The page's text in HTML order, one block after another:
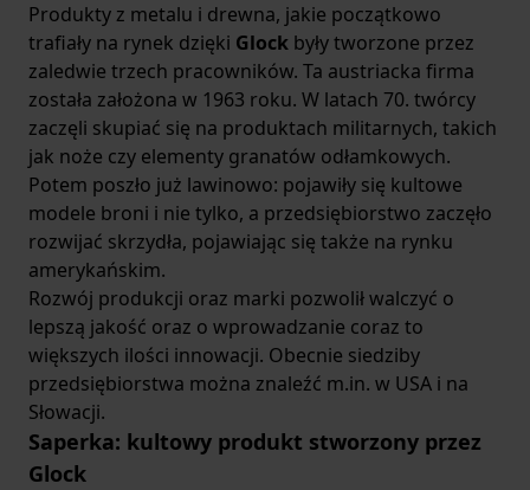
Produkty z metalu i drewna, jakie początkowo
trafiały na rynek dzięki Glock były tworzone przez
zaledwie trzech pracowników. Ta austriacka firma
została założona w 1963 roku. W latach 70. twórcy
zaczęli skupiać się na produktach militarnych, takich
jak noże czy elementy granatów odłamkowych.
Potem poszło już lawinowo: pojawiły się kultowe
modele broni i nie tylko, a przedsiębiorstwo zaczęło
rozwijać skrzydła, pojawiając się także na rynku
amerykańskim.
Rozwój produkcji oraz marki pozwolił walczyć o
lepszą jakość oraz o wprowadzanie coraz to
większych ilości innowacji. Obecnie siedziby
przedsiębiorstwa można znaleźć m.in. w USA i na
Słowacji.
Saperka: kultowy produkt stworzony przez
Glock